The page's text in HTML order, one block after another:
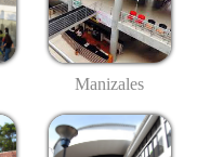
Manizales